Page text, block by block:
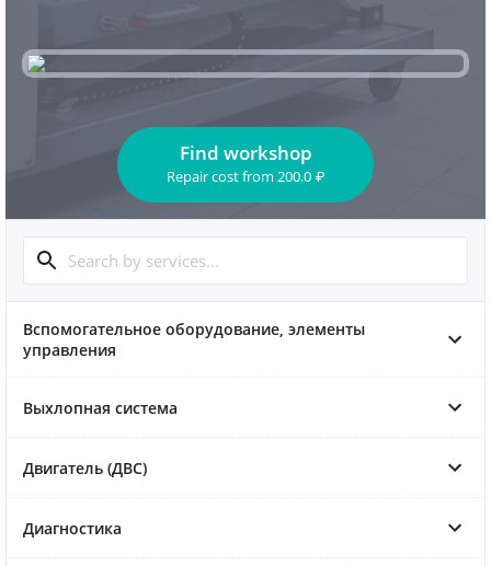
Find workshop
Repair costfrom 200.0 ₽
Вспомогательное оборудование, элементы
управления
Выхлопная система
Двигатель (ДВС)
Диагностика